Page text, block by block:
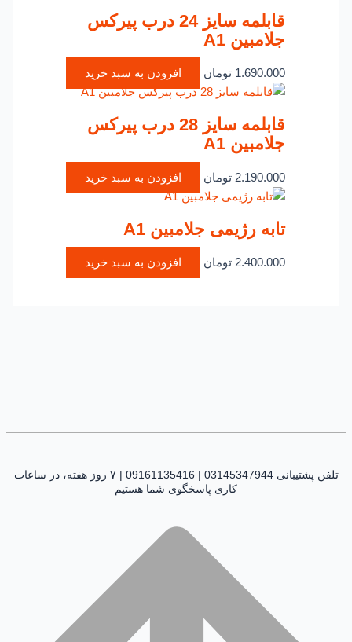
قابلمه سایز 24 درب پیرکس
جلامبین A1
1.690.000 تومان افزودن به سبد خرید
قابلمه سایز 28 درب پیرکس
جلامبین A1
2.190.000 تومان افزودن به سبد خرید
تابه رژیمی جلامبین A1
2.400.000 تومان افزودن به سبد خرید
تلفن پشتیبانی 03145347944 | 09161135416 | ۷ روز هفته، در ساعات
کاری پاسخگوی شما هستیم